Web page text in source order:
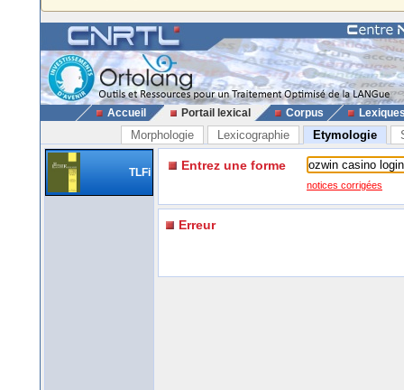
Accueil Portail lexical Corpus
Morphologie Lexicographie Etymologie
TLFi Entrez une forme
notices corrigées
Erreur